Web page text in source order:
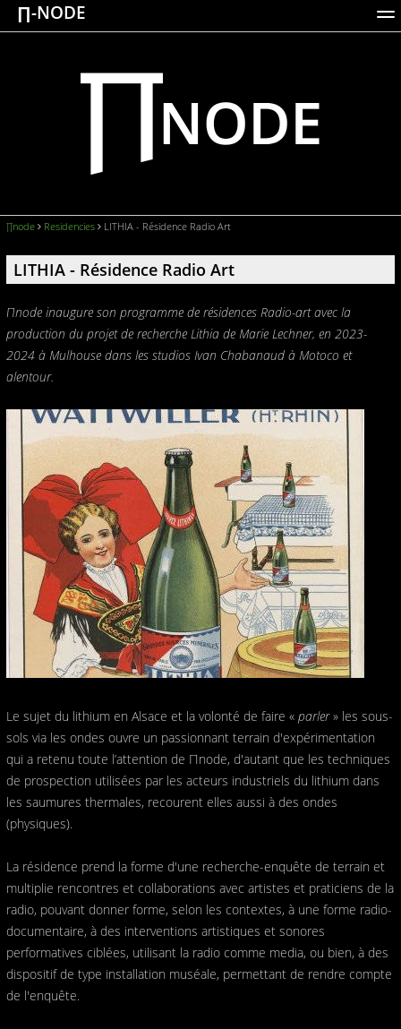
∏-NODE
ACTIONS WORKS DOCUMENTATION
BROADCASTS
∏node Residencies LITHIA - Résidence Radio Art
LITHIA - Résidence Radio Art
Πnode inaugure son programme de résidences Radio-art avec la
production du projet de recherche Lithia de Marie Lechner, en 2023-
2024 à Mulhouse dans les studios Ivan Chabanaud à Motoco et
alentour.
Le sujet du lithium en Alsace et la volonté de faire « parler» les sous-
sols via les ondes ouvre un passionnant terrain d'expérimentation
qui a retenu toute l’attention de Πnode, d'autant que les techniques
de prospection utilisées par les acteurs industriels du lithium dans
les saumures thermales, recourent elles aussi à des ondes
(physiques).
La résidence prend la forme d'une recherche-enquête de terrain et
multiplie rencontres et collaborations avec artistes et praticiens de la
radio, pouvant donner forme, selon les contextes, à une forme radio-
documentaire, à des interventions artistiques et sonores
performatives ciblées, utilisant la radio comme media, ou bien, à des
dispositif de type installation muséale, permettant de rendre compte
de l'enquête.